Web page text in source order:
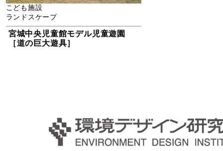
こども施設
ランドスケープ
宮城中央児童館モデル児童遊園
［道の巨大遊具］